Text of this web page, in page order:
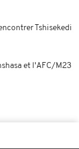
Tshisekedi
et l'AFC/M23